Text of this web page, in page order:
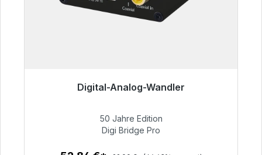
Digital-Analog-Wandler
52,84 €
50 Jahre Edition
Digi Bridge Pro